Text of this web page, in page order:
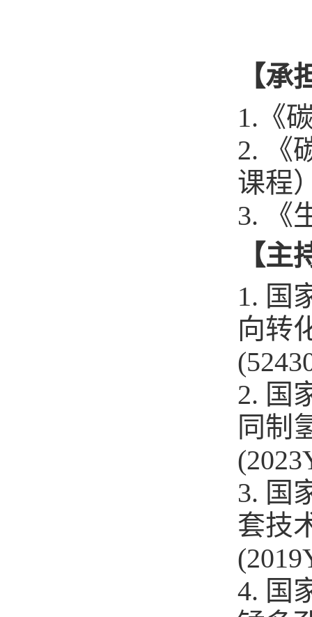
【
1.《
2. 《
课程
3. 《
【
1. 国
向转
2. 国
同制
3. 国
套技
4. 国